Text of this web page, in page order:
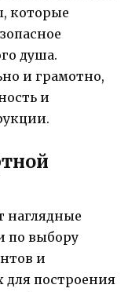
которые
душа.
и грамотно,
и
наглядные
по выбору
и
построения